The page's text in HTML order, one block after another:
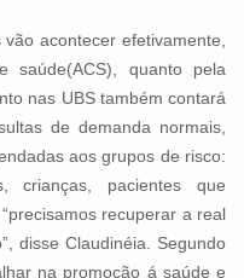
efetivamente,
saúde(ACS), quanto pela
nas UBS também contará
de demanda normais,
aos grupos de risco:
crianças, pacientes que
recuperar a real
disse Claudinéia. Segundo
na promoção á saúde e